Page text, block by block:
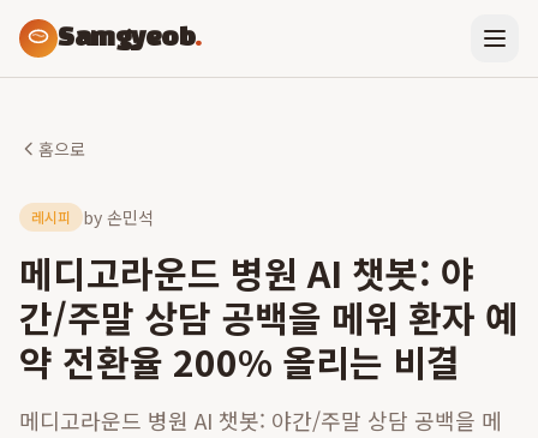
Samgyeob.
홈으로
레시피 by 손민석
메디고라운드 병원 AI 챗봇: 야
간/주말 상담 공백을 메워 환자 예
약 전환율 200% 올리는 비결
메디고라운드 병원 AI 챗봇: 야간/주말 상담 공백을 메